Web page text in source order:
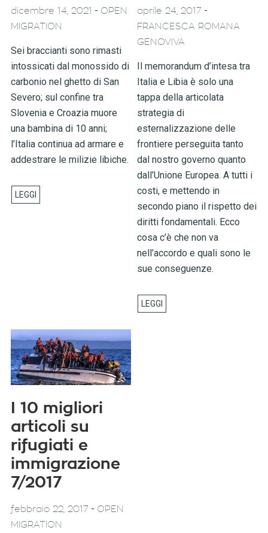
dicembre 14, 2021 - OPEN
MIGRATION
Sei braccianti sono rimasti
intossicati dal monossido di
carbonio nel ghetto di San
Severo; sul confine tra
Slovenia e Croazia muore
una bambina di 10 anni;
l’Italia continua ad armare e
addestrare le milizie libiche.
aprile 24, 2017 -
FRANCESCA ROMANA
GENOVIVA
Il memorandum d’intesa tra
Italia e Libia è solo una
tappa della articolata
strategia di
esternalizzazione delle
frontiere perseguita tanto
dal nostro governo quanto
dall’Unione Europea. A tutti i
costi, e mettendo in
secondo piano il rispetto dei
diritti fondamentali. Ecco
cosa c’è che non va
nell’accordo e quali sono le
sue conseguenze.
I 10 migliori
articoli su
rifugiati e
immigrazione
7/2017
febbraio 22, 2017 - OPEN
MIGRATION